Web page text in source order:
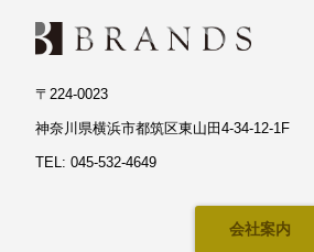
〒224-0023
神奈川県横浜市都筑区東山田4-34-12-1F
TEL: 045-532-4649
会社案内